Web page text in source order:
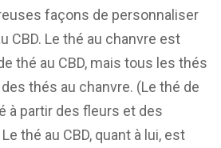
façons de personnaliser
CBD. Le thé au chanvre est
thé au CBD, mais tous les thés
thés au chanvre. (Le thé de
à partir des fleurs et des
thé au CBD, quant à lui, est